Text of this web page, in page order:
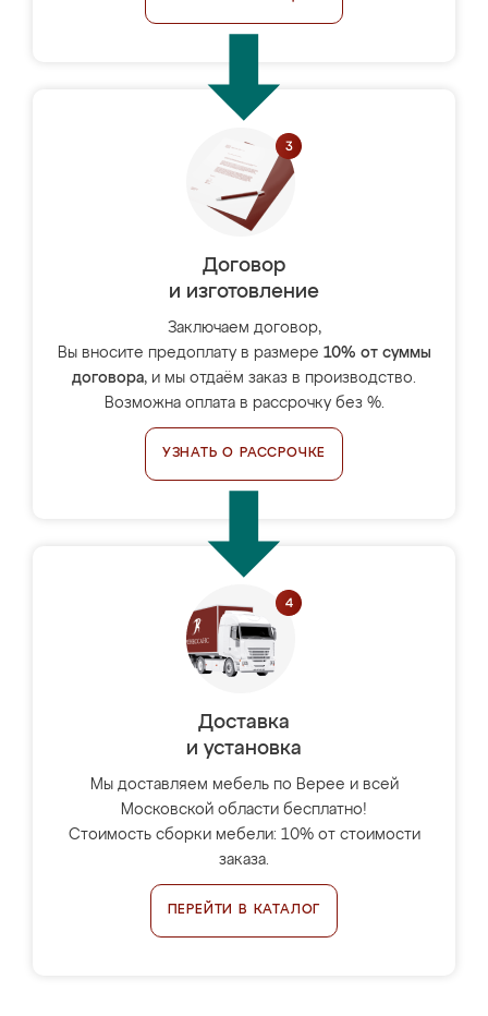
Договор
и изготовление
Заключаем договор,
Вы вносите предоплату в размере 10% от суммы
договора, и мы отдаём заказ в производство.
Возможна оплата в рассрочку без %.
УЗНАТЬ О РАССРОЧКЕ
Доставка
и установка
Мы доставляем мебель по Верее и всей
Московской области бесплатно!
Стоимость сборки мебели: 10% от стоимости
заказа.
ПЕРЕЙТИ В КАТАЛОГ